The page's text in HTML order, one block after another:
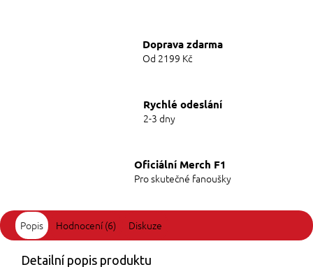
Doprava zdarma
Od 2199 Kč
Rychlé odeslání
2-3 dny
Oficiální Merch F1
Pro skutečné fanoušky
Popis Hodnocení (6) Diskuze
Detailní popis produktu